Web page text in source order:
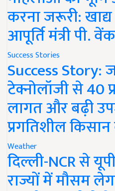
करना जरूरी:
आपूर्ति मंत्री पी.
Success Stories
Success Story:
टेक्नोलॉजी से 40
लागत और बढ़ी
प्रगतिशील
Weather
दिल्ली-NCR से
राज्यों में मौसम